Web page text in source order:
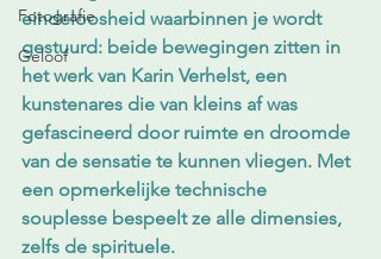
Fotografie
Geloof
eindeloosheid waarbinnen je wordt
gestuurd: beide bewegingen zitten in
het werk van Karin Verhelst, een
kunstenares die van kleins af was
gefascineerd door ruimte en droomde
van de sensatie te kunnen vliegen. Met
een opmerkelijke technische
souplesse bespeelt ze alle dimensies,
zelfs de spirituele.